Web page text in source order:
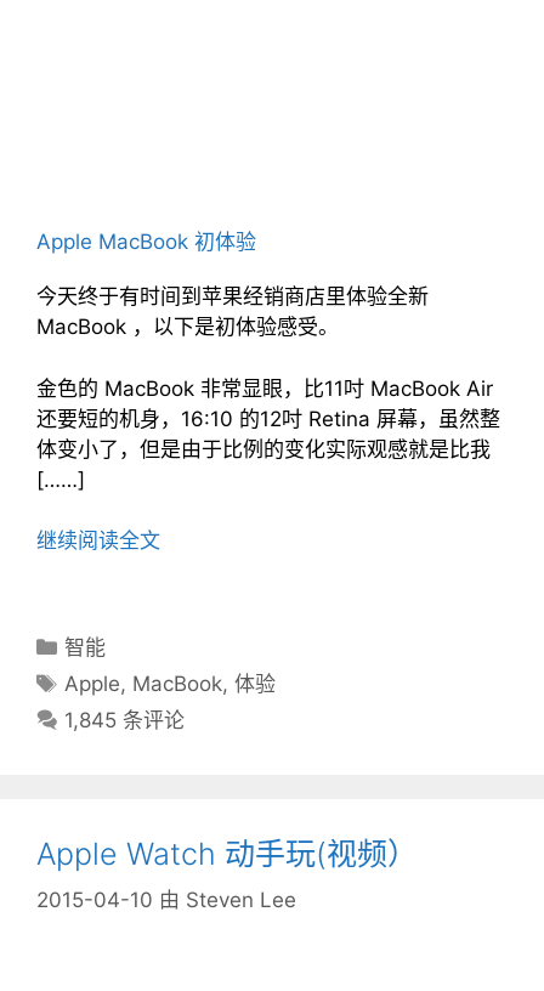
Apple MacBook 初体验
今天终于有时间到苹果经销商店里体验全新
MacBook ，以下是初体验感受。
金色的 MacBook 非常显眼，比11吋 MacBook Air
还要短的机身，16:10 的12吋 Retina 屏幕，虽然整
体变小了，但是由于比例的变化实际观感就是比我
[……]
继续阅读全文
分
类
目
录
智能
标
签
Apple, MacBook,体验
1,845 条评论
Apple Watch 动手玩(视频）
2015-04-10 由 Steven Lee